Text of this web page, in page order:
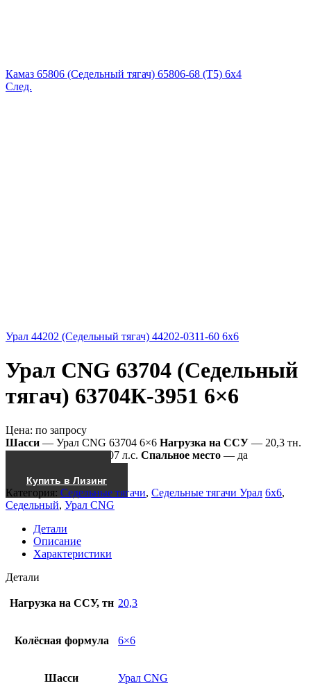
Камаз 65806 (Седельный тягач) 65806-68 (T5) 6x4
След.
Урал 44202 (Седельный тягач) 44202-0311-60 6x6
Урал CNG 63704 (Седельный
тягач) 63704К-3951 6×6
Цена: по запросу
Шасси — Урал CNG 63704 6×6 Нагрузка на ССУ — 20,3 тн.
— 407 л.с. Спальное место — да
Купить в Лизинг
Категория: Седельные тягачи, Седельные тягачи Урал 6x6,
Седельный, Урал CNG
Детали
Описание
Характеристики
Детали
Нагрузка на ССУ, тн 20,3
Колёсная формула 6×6
Шасси Урал CNG